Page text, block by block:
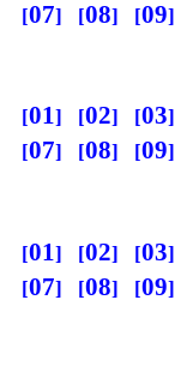
07 08 09
01 02 03
07
08 09
01 02 03
07
08 09